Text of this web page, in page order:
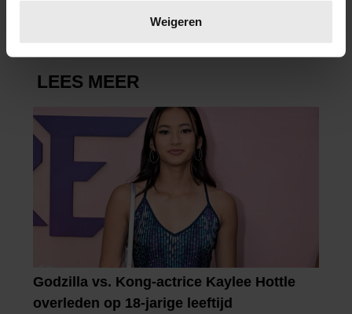
verwerkt en stel uw voorkeuren in het
intrekken in de Cookieverklaring.
personaliseren, om functies voor social media te bieden
en om ons websiteverkeer te analyseren. Ook delen we
informatie over uw gebruik van onze site met onze
partners voor social media, adverteren en analyse. Deze
partners kunnen deze gegevens combineren met andere
informatie die u aan ze heeft verstrekt of die ze hebben
verzameld op basis van uw gebruik van hun services. U
gaat akkoord met onze cookies als u onze website blijft
Weigeren